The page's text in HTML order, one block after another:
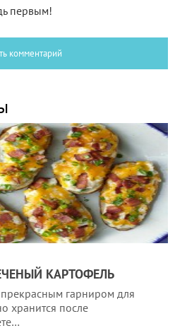
первым!
комментарий
КАРТОФЕЛЬ
прекрасным гарниром для
хранится после